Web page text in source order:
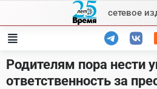
content
сетевое
Родителям пора нести
ответственность за